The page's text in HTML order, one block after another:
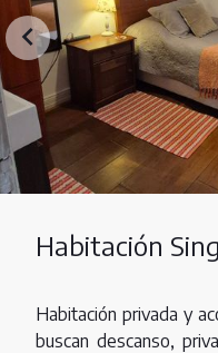
Habitación
Habitación privada y
buscan descanso,